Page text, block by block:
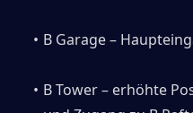
B Garage –
B Tower – erhöhte